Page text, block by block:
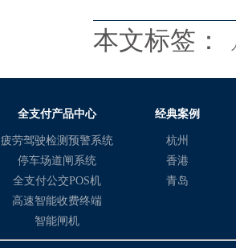
本文标签：
全支付产品中心
疲劳驾驶检测预警系统
停车场道闸系统
全支付公交POS机
高速智能收费终端
智能闸机
经典案例
杭州
香港
青岛